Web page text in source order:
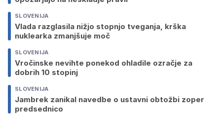
SLOVENIJA
Vlada razglasila nižjo stopnjo tveganja, krška
nuklearka zmanjšuje moč
SLOVENIJA
Vročinske nevihte ponekod ohladile ozračje za
dobrih 10 stopinj
SLOVENIJA
Jambrek zanikal navedbe o ustavni obtožbi zoper
predsednico